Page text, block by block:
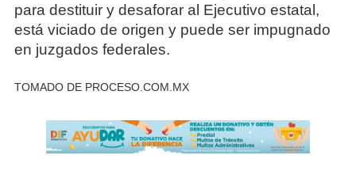
para destituir y desaforar al Ejecutivo estatal,
está viciado de origen y puede ser impugnado
en juzgados federales.
TOMADO DE PROCESO.COM.MX